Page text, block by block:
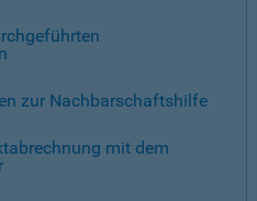
zur Nachbarschaftshilfe
mit dem